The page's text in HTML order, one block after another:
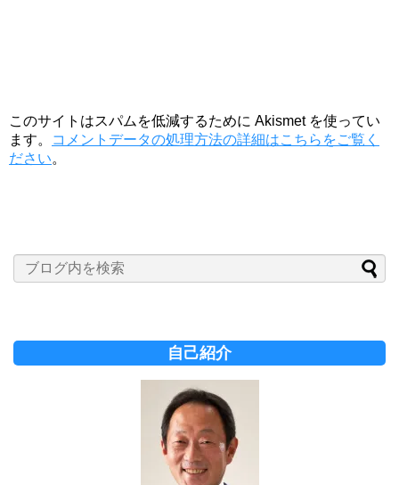
このサイトはスパムを低減するために Akismet を使ってい
ます。
コメントデータの処理方法の詳細はこちらをご覧く
ださい。
自己紹介